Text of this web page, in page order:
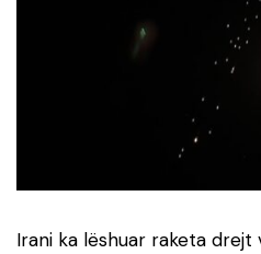
Irani ka lëshuar raketa